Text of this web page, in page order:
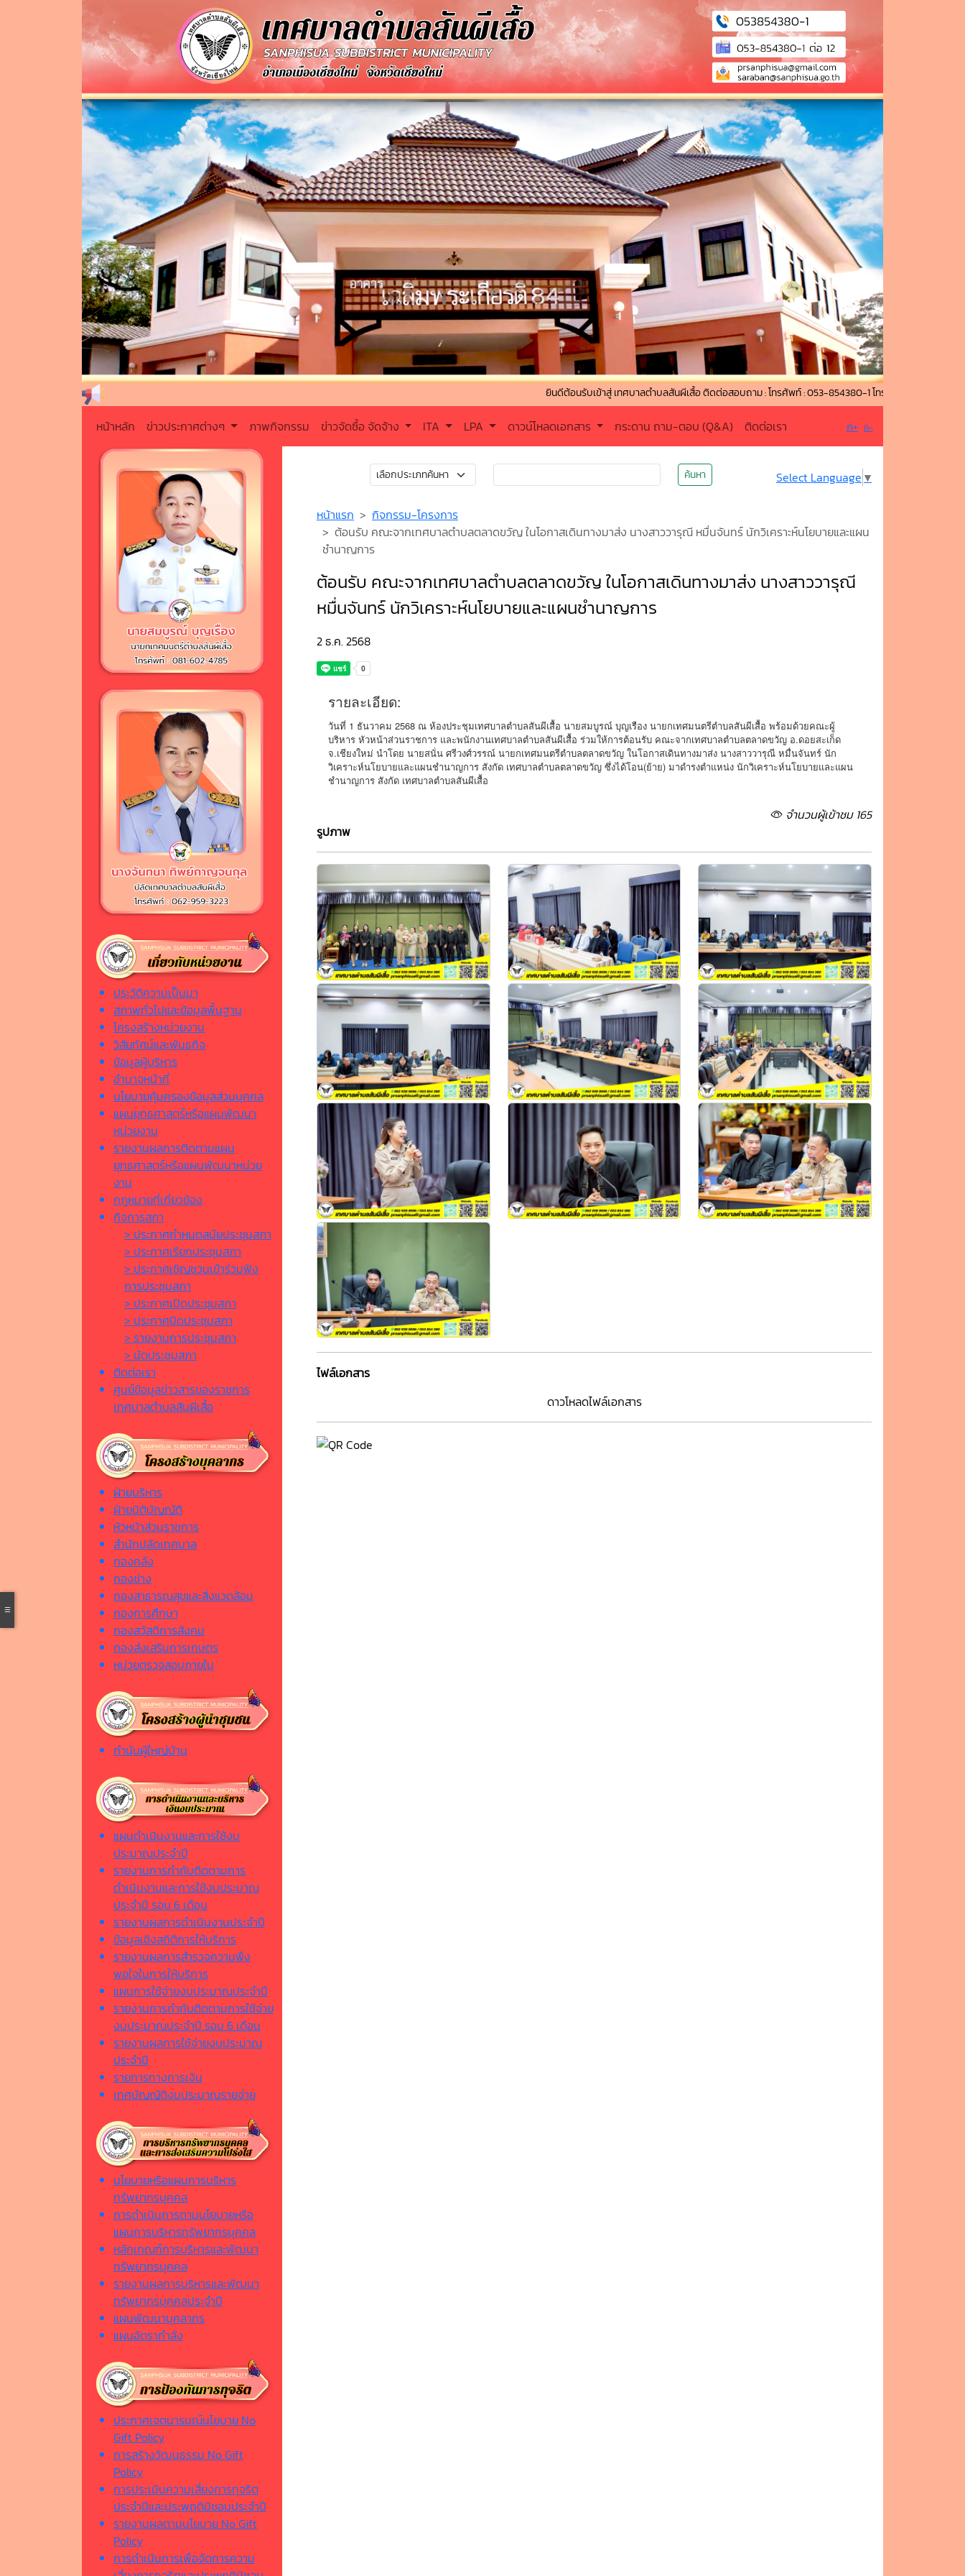
ยินดีต้อนรับเข้าสู่ เทศบาลตำบลสันผีเสื้อ ติดต่อสอบถาม : โทรศัพท์ : 053-854380-1 โทรสาร : 053-854380-1 ต่อ 12 สาย
หน้าหลัก ข่าวประกาศต่างๆ ภาพกิจกรรม ข่าวจัดซื้อ จัดจ้าง ITA LPA ดาวน์โหลดเอกสาร กระดาน ถาม-ตอบ (Q&A) ติดต่อเรา ก+ ก-
ประวัติความเป็นมา
สภาพทั่วไปและข้อมูลพื้นฐาน
โครงสร้างหน่วยงาน
วิสัยทัศน์และพันธกิจ
ข้อมูลผู้บริหาร
อำนาจหน้าที่
นโยบายคุ้มครองข้อมูลส่วนบุคคล
แผนยุทธศาสตร์หรือแผนพัฒนา
หน่วยงาน
รายงานผลการติดตามแผน
ยุทธศาสตร์หรือแผนพัฒนาหน่วย
งาน
กฎหมายที่เกี่ยวข้อง
กิจการสภา
> ประกาศกำหนดสมัยประชุมสภา
> ประกาศเรียกประชุมสภา
> ประกาศเชิญชวนเข้าร่วมฟัง
การประชุมสภา
> ประกาศเปิดประชุมสภา
> ประกาศปิดประชุมสภา
> รายงานการประชุมสภา
> นัดประชุมสภา
ติดต่อเรา
ศูนย์ข้อมูลข่าวสารของราชการ
เทศบาลตำบลสันผีเสื้อ
ฝ่ายบริหาร
ฝ่ายนิติบัญญัติ
หัวหน้าส่วนราชการ
สำนักปลัดเทศบาล
กองคลัง
กองช่าง
กองสาธารณสุขและสิ่งแวดล้อม
กองการศึกษา
กองสวัสดิการสังคม
กองส่งเสริมการเกษตร
หน่วยตรวจสอบภายใน
กำนันผู้ใหญ่บ้าน
แผนดำเนินงานและการใช้งบ
ประมาณประจำปี
รายงานการกำกับติดตามการ
ดำเนินงานและการใช้งบประมาณ
ประจำปี รอบ 6 เดือน
รายงานผลการดำเนินงานประจำปี
ข้อมูลเชิงสถิติการให้บริการ
รายงานผลการสำรวจความพึง
พอใจในการให้บริการ
แผนการใช้จ่ายงบประมาณประจำปี
รายงานการกำกับติดตามการใช้จ่าย
งบประมาณประจำปี รอบ 6 เดือน
รายงานผลการใช้จ่ายงบประมาณ
ประจำปี
รายการทางการเงิน
เทศบัญญัติงบประมาณรายจ่าย
นโยบายหรือแผนการบริหาร
ทรัพยากรบุคคล
การดำเนินการตามนโยบายหรือ
แผนการบริหารทรัพยากรบุคคล
หลักเกณฑ์การบริหารและพัฒนา
ทรัพยากรบุคคล
รายงานผลการบริหารและพัฒนา
ทรัพยากรบุคคลประจำปี
แผนพัฒนาบุคลากร
แผนอัตรากำลัง
ประกาศเจตนารมณ์นโยบาย No
Gift Policy
การสร้างวัฒนธรรม No Gift
Policy
การประเมินความเสี่ยงการทุจริต
ประจำปีและประพฤติมิชอบประจำปี
รายงานผลตามนโยบาย No Gift
Policy
การดำเนินการเพื่อจัดการความ
ค้นหา Select Language ▼
หน้าแรก
กิจกรรม-โครงการ
ต้อนรับ คณะจากเทศบาลตำบลตลาดขวัญ ในโอกาสเดินทางมาส่ง นางสาววารุณี หมื่นจันทร์ นักวิเคราะห์นโยบายและแผน
ชำนาญการ
ต้อนรับ คณะจากเทศบาลตำบลตลาดขวัญ ในโอกาสเดินทางมาส่ง นางสาววารุณี
หมื่นจันทร์ นักวิเคราะห์นโยบายและแผนชำนาญการ
2 ธ.ค. 2568
รายละเอียด:
วันที่ 1 ธันวาคม 2568 ณ ห้องประชุมเทศบาลตำบลสันผีเสื้อ นายสมบูรณ์ บุญเรือง นายกเทศมนตรีตำบลสันผีเสื้อ พร้อมด้วยคณะผู้
บริหาร หัวหน้าส่วนราชการ และพนักงานเทศบาลตำบลสันผีเสื้อ ร่วมให้การต้อนรับ คณะจากเทศบาลตำบลตลาดขวัญ อ.ดอยสะเก็ด
จ.เชียงใหม่ นำโดย นายสนั่น ศรีวงศ์วรรณ์ นายกเทศมนตรีตำบลตลาดขวัญ ในโอกาสเดินทางมาส่ง นางสาววารุณี หมื่นจันทร์ นัก
วิเคราะห์นโยบายและแผนชำนาญการ สังกัด เทศบาลตำบลตลาดขวัญ ซึ่งได้โอน(ย้าย) มาดำรงตำแหน่ง นักวิเคราะห์นโยบายและแผน
ชำนาญการ สังกัด เทศบาลตำบลสันผีเสื้อ
จำนวนผู้เข้าชม 165
รูปภาพ
ไฟล์เอกสาร
ดาวโหลดไฟล์เอกสาร